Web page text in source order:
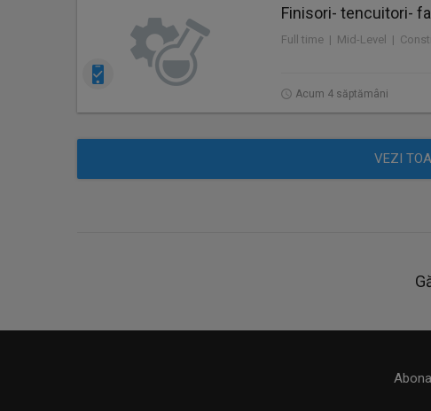
Finisori- tencuitori-
Full time | Mid-Level |
Acum 4 săptămâni
VEZI